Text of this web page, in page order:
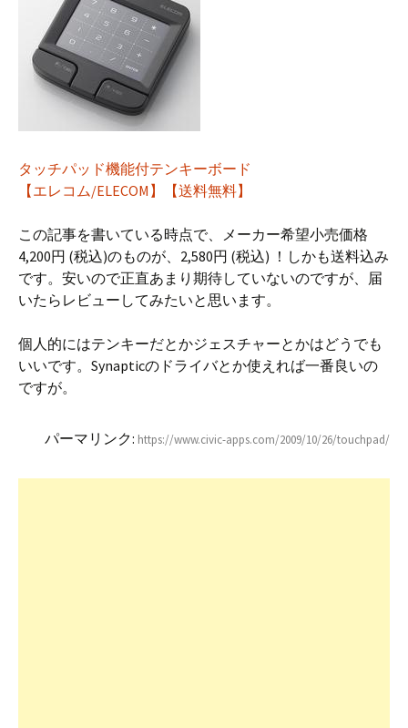
タッチパッド機能付テンキーボード
【エレコム/ELECOM】【送料無料】
この記事を書いている時点で、メーカー希望小売価格
4,200円 (税込)のものが、2,580円 (税込) ！しかも送料込み
です。安いので正直あまり期待していないのですが、届
いたらレビューしてみたいと思います。
個人的にはテンキーだとかジェスチャーとかはどうでも
いいです。Synapticのドライバとか使えれば一番良いの
ですが。
パーマリンク: https://www.civic-apps.com/2009/10/26/touchpad/